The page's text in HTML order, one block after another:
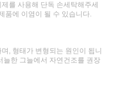
를 사용해 단독 손세탁해주세
품에 이염이 될 수 있습니다.
, 형태가 변형되는 원인이 됩니
늘한 그늘에서 자연건조를 권장